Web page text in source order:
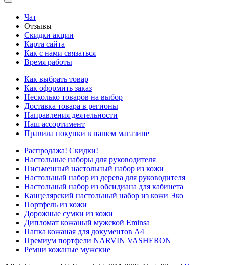
Чат
Отзывы
Скидки акции
Карта сайта
Как с нами связаться
Время работы
Как выбрать товар
Как оформить заказ
Несколько товаров на выбор
Доставка товара в регионы
Направления деятельности
Наш ассортимент
Правила покупки в нашем магазине
Распродажа! Скидки!
Настольные наборы для руководителя
Письменный настольный набор из кожи
Настольный набор из дерева для руководителя
Настольный набор из обсидиана для кабинета
Канцелярский настольный набор из кожи Эко
Портфель из кожи
Дорожные сумки из кожи
Дипломат кожаный мужской Eminsa
Папка кожаная для документов А4
Премиум портфели NARVIN VASHERON
Ремни кожаные мужские